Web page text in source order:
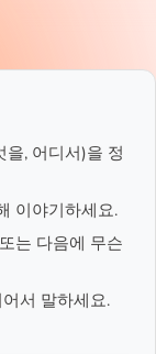
, 어디서)을 정
이야기하세요.
는 다음에 무슨
서 말하세요.